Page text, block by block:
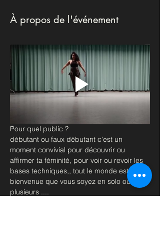
À propos de l'événement
Pour quel public ?
débutant ou faux débutant c'est un
moment convivial pour découvrir ou
affirmer ta féminité, pour voir ou revoir les
bases techniques,, tout le monde est le
bienvenue que vous soyez en solo ou à
plusieurs ....